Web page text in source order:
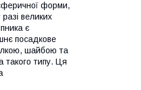
форми,
великих
є
посадкове
шайбою та
такого типу. Ця